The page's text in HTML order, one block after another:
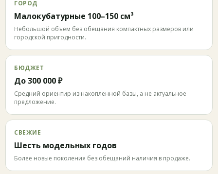
ГОРОД
Малокубатурные 100–150 см³
Небольшой объём без обещания компактных размеров или
городской пригодности.
БЮДЖЕТ
До 300 000 ₽
Средний ориентир из накопленной базы, а не актуальное
предложение.
СВЕЖИЕ
Шесть модельных годов
Более новые поколения без обещаний наличия в продаже.